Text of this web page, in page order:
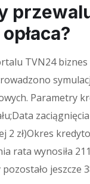
TVN24
Parametry
2 zł)Okres
rata wynosiła
pozostało jeszcze